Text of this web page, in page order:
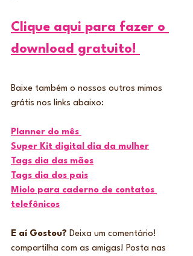
Clique aqui para fazer o
download gratuito!
Baixe também o nossos outros mimos
grátis nos links abaixo:
Planner do mês
Super Kit digital dia da mulher
Tags dia das mães
Tags dia dos pais
Miolo para caderno de contatos
telefônicos
E aí Gostou? Deixa um comentário!
compartilha com as amigas! Posta nas